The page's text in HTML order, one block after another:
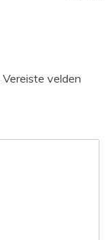
Vereiste velden